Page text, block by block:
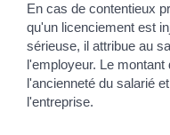
En cas de contentieux
qu'un licenciement est
sérieuse, il attribue au
l'employeur. Le
l'ancienneté du salarié
l'entreprise.